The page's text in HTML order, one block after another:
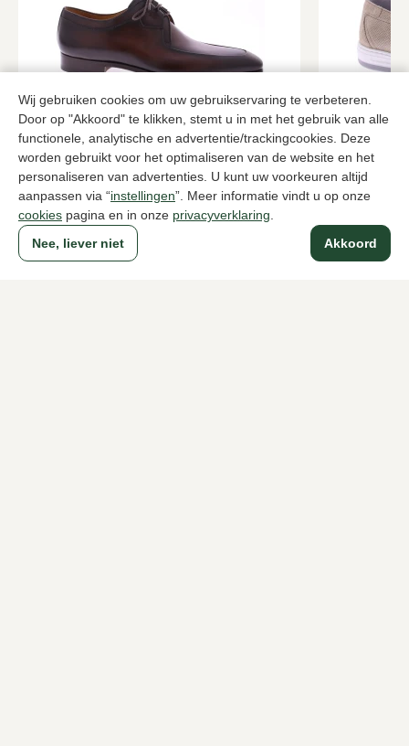
Wij gebruiken cookies om uw gebruikservaring te verbeteren.
Door op "Akkoord" te klikken, stemt u in met het gebruik van alle
functionele, analytische en advertentie/trackingcookies. Deze
worden gebruikt voor het optimaliseren van de website en het
personaliseren van advertenties. U kunt uw voorkeuren altijd
aanpassen via “instellingen”. Meer informatie vindt u op onze
cookies pagina en in onze privacyverklaring
Akkoord
Nee, liever niet
Magnanni
Bruine veterschoenen heren
399,95
Floris van
Zandkleur
239,95